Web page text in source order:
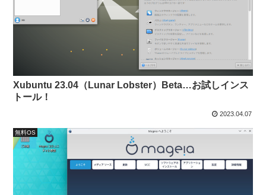
Xubuntu 23.04（Lunar Lobster）Beta…お試しインス
トール！
2023.04.07
無料OS